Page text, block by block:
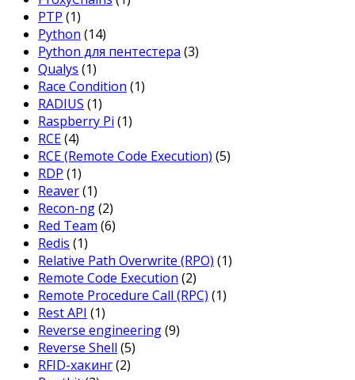
PTP (1)
Python (14)
Python для пентестера (3)
Qualys (1)
Race Condition (1)
RADIUS (1)
Raspberry Pi (1)
RCE(4)
RCE (Remote Code Execution) (5)
RDP (1)
Reaver(1)
Recon-ng(2)
Red Team (6)
Redis (1)
Relative Path Overwrite (RPO) (1)
Remote Code Execution (2)
Remote Procedure Call (RPC) (1)
Rest API (1)
Reverse engineering(9)
Reverse Shell (5)
RFID-хакинг(2)